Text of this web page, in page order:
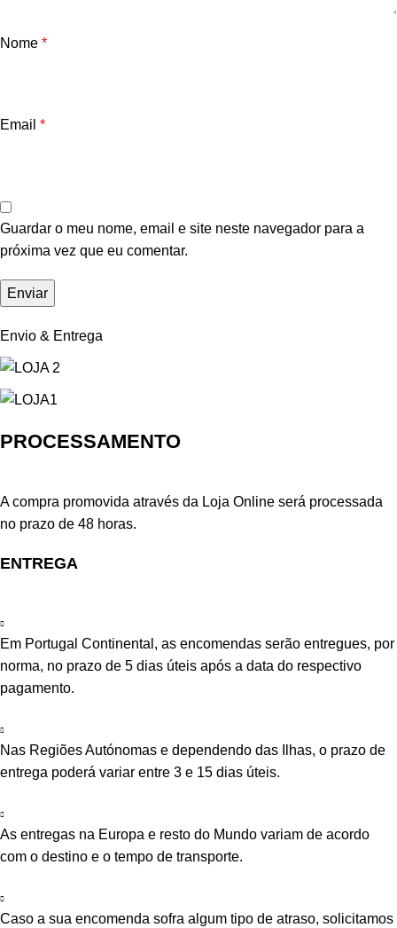
Nome *
Email *
Guardar o meu nome, email e site neste navegador para a
próxima vez que eu comentar.
Envio & Entrega
PROCESSAMENTO
A compra promovida através da Loja Online será processada
no prazo de 48 horas.
ENTREGA
Em Portugal Continental, as encomendas serão entregues, por
norma, no prazo de 5 dias úteis após a data do respectivo
pagamento.
Nas Regiões Autónomas e dependendo das Ilhas, o prazo de
entrega poderá variar entre 3 e 15 dias úteis.
As entregas na Europa e resto do Mundo variam de acordo
com o destino e o tempo de transporte.
Caso a sua encomenda sofra algum tipo de atraso, solicitamos